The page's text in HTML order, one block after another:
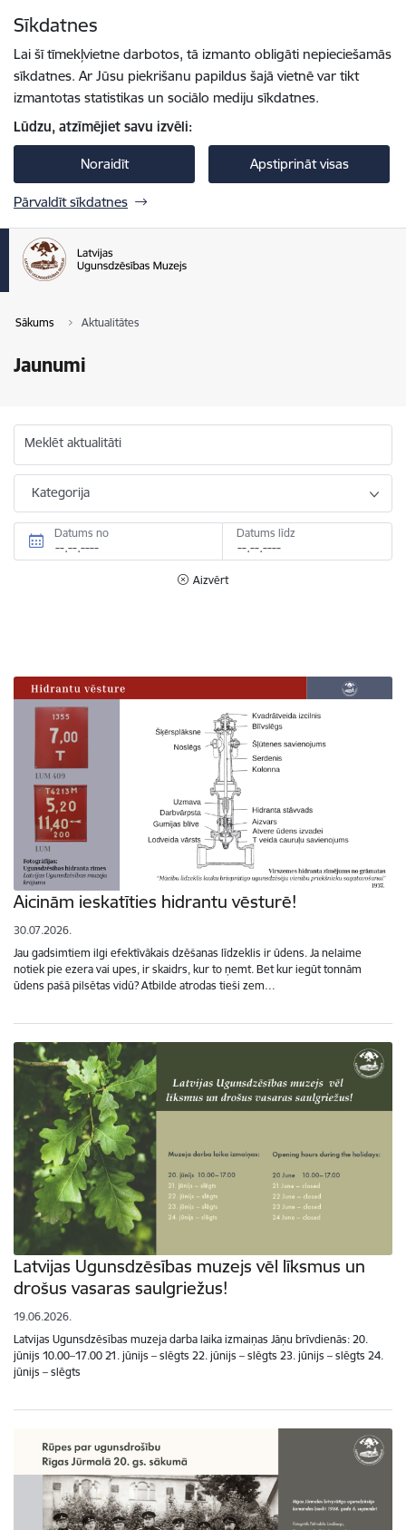
Sīkdatnes
Lai šī tīmekļvietne darbotos, tā izmanto obligāti nepieciešamās
sīkdatnes. Ar Jūsu piekrišanu papildus šajā vietnē var tikt
izmantotas statistikas un sociālo mediju sīkdatnes.
Lūdzu, atzīmējiet savu izvēli:
Noraidīt Apstiprināt visas
Pārvaldīt sīkdatnes
Sākums Aktualitātes
Jaunumi
Meklēt aktualitāti
Kategorija
Datums no Datums līdz
Aizvērt
Aicinām ieskatīties hidrantu vēsturē!
30.07.2026.
Jau gadsimtiem ilgi efektīvākais dzēšanas līdzeklis ir ūdens. Ja nelaime
notiek pie ezera vai upes, ir skaidrs, kur to ņemt. Bet kur iegūt tonnām
ūdens pašā pilsētas vidū? Atbilde atrodas tieši zem…
Latvijas Ugunsdzēsības muzejs vēl līksmus un
drošus vasaras saulgriežus!
19.06.2026.
Latvijas Ugunsdzēsības muzeja darba laika izmaiņas Jāņu brīvdienās: 20.
jūnijs 10.00–17.00 21. jūnijs – slēgts 22. jūnijs – slēgts 23. jūnijs – slēgts 24.
jūnijs – slēgts